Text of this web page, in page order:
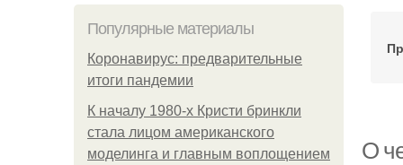
Популярные материалы
Коронавирус: предварительные
итоги пандемии
К началу 1980-х Кристи бринкли
стала лицом американского
моделинга и главным воплощением
О